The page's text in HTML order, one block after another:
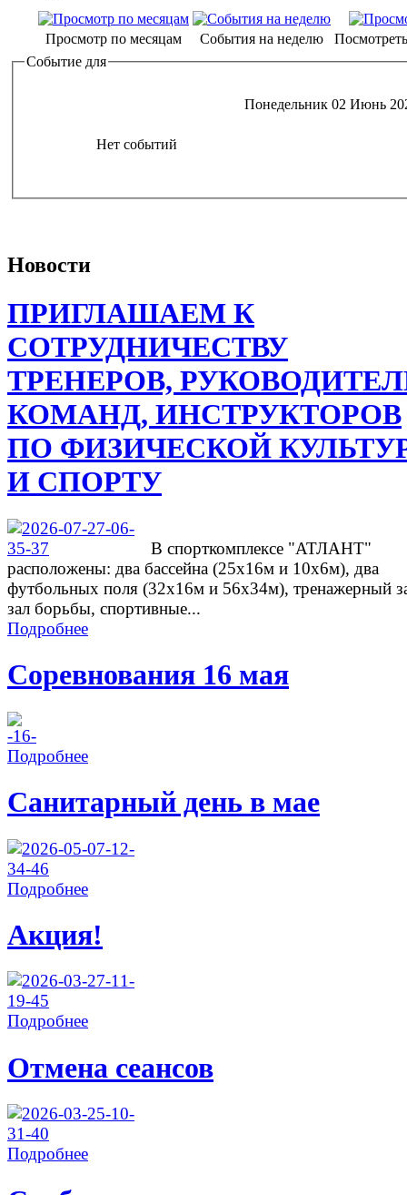
Просмотр по месяцам События на неделю
Событие для
Понедельник 02 Июнь
Нет событий
Новости
ПРИГЛАШАЕМ К
СОТРУДНИЧЕСТВУ
ТРЕНЕРОВ,
КОМАНД, ИНСТРУКТОРОВ
ПО ФИЗИЧЕСКОЙ
И СПОРТУ
В спорткомплексе "АТЛАНТ"
расположены: два бассейна (25х16м и 10х6м), два
футбольных поля (32х16м и 56х34м), тренажерный
зал борьбы, спортивные...
Подробнее
Соревнования 16 мая
Подробнее
Санитарный день в мае
Подробнее
Акция!
Подробнее
Отмена сеансов
Подробнее